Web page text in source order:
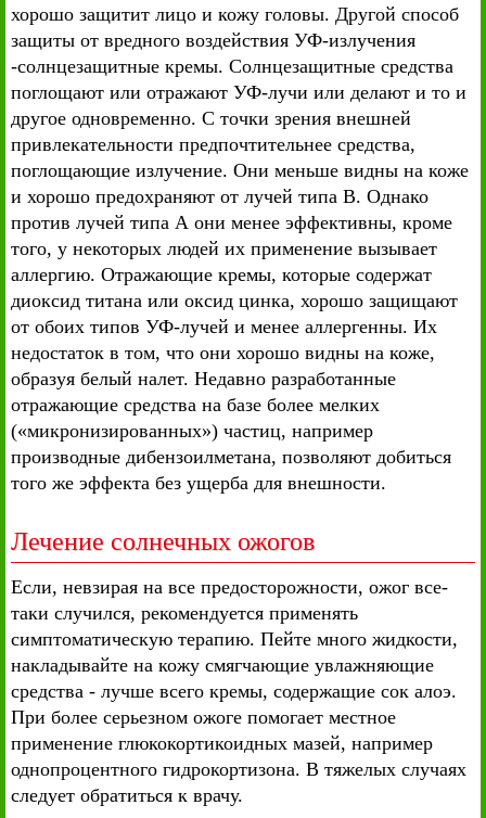
хорошо защитит лицо и кожу головы. Другой способ
защиты от вредного воздействия УФ-излучения
-солнцезащитные кремы. Солнцезащитные средства
поглощают или отражают УФ-лучи или делают и то и
другое одновременно. С точки зрения внешней
привлекательности предпочтительнее средства,
поглощающие излучение. Они меньше видны на коже
и хорошо предохраняют от лучей типа В. Однако
против лучей типа А они менее эффективны, кроме
того, у некоторых людей их применение вызывает
аллергию. Отражающие кремы, которые содержат
диоксид титана или оксид цинка, хорошо защищают
от обоих типов УФ-лучей и менее аллергенны. Их
недостаток в том, что они хорошо видны на коже,
образуя белый налет. Недавно разработанные
отражающие средства на базе более мелких
(«микронизированных») частиц, например
производные дибензоилметана, позволяют добиться
того же эффекта без ущерба для внешности.
Лечение солнечных ожогов
Если, невзирая на все предосторожности, ожог все-
таки случился, рекомендуется применять
симптоматическую терапию. Пейте много жидкости,
накладывайте на кожу смягчающие увлажняющие
средства - лучше всего кремы, содержащие сок алоэ.
При более серьезном ожоге помогает местное
применение глюкокортикоидных мазей, например
однопроцентного гидрокортизона. В тяжелых случаях
следует обратиться к врачу.